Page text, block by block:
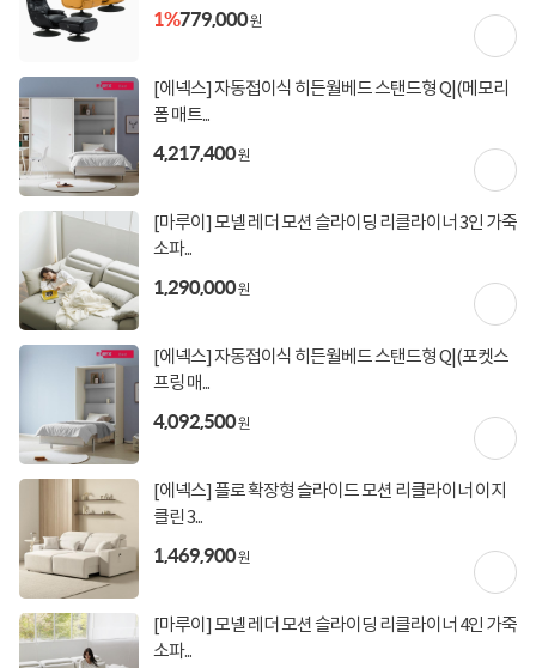
1%779,000원
[에넥스] 자동접이식 히든월베드 스탠드형 Q|(메모리
폼 매트...
4,217,400원
[마루이] 모넬 레더 모션 슬라이딩 리클라이너 3인 가죽
소파...
1,290,000원
[에넥스] 자동접이식 히든월베드 스탠드형 Q|(포켓스
프링 매...
4,092,500원
[에넥스] 플로 확장형 슬라이드 모션 리클라이너 이지
클린 3...
1,469,900원
[마루이] 모넬 레더 모션 슬라이딩 리클라이너 4인 가죽
소파...
[토스페이 X 현대카드] 5% 즉시할인 (800,000원 이
상 결제 시)
결제혜택 5만원5%
적립금 1,880원 적립
입고일
배송정보
업체직배송 방문설치(유료)
상세정보 구매후기(
상세정보를